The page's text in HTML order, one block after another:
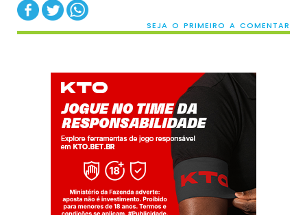
SEJA O PRIMEIRO A COMENTAR